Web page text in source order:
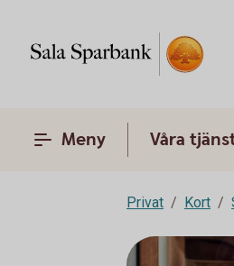
Meny Våra
Privat Kort